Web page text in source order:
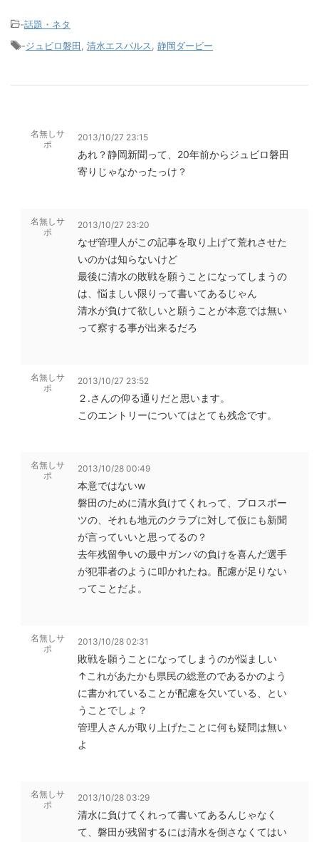
-話題・ネタ
-ジュビロ磐田 清水エスパルス 静岡ダービー
名無しサ
ポ
2013/10/27 23:15
あれ？静岡新聞って、20年前からジュビロ磐田
寄りじゃなかったっけ？
名無しサ
ポ
2013/10/27 23:20
なぜ管理人がこの記事を取り上げて荒れさせた
いのかは知らないけど
最後に清水の敗戦を願うことになってしまうの
は、悩ましい限りって書いてあるじゃん
清水が負けて欲しいと願うことが本意では無い
って察する事が出来るだろ
名無しサ
ポ
2013/10/27 23:52
２.さんの仰る通りだと思います。
このエントリーについてはとても残念です。
名無しサ
ポ
2013/10/28 00:49
本意ではないw
磐田のために清水負けてくれって、プロスポー
ツの、それも地元のクラブに対して仮にも新聞
が言っていいと思ってるの？
去年残留争いの最中ガンバの負けを喜んだ選手
が犯罪者のように叩かれたね。配慮が足りない
ってことだよ。
名無しサ
ポ
2013/10/28 02:31
敗戦を願うことになってしまうのが悩ましい
↑これがあたかも県民の総意のであるかのよう
に書かれていることが配慮を欠いている、とい
うことでしょ？
管理人さんが取り上げたことに何も疑問は無い
よ
名無しサ
ポ
2013/10/28 03:29
清水に負けてくれって書いてあるんじゃなく
て、磐田が残留するには清水を倒さなくてはい